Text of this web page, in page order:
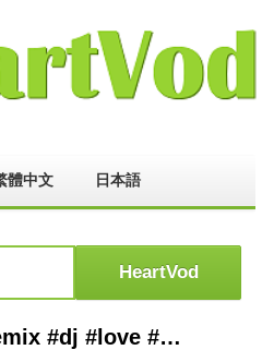
體中文 日本語
HeartVod : #remix #dj #love #unfrezzmyaccount #avee_player